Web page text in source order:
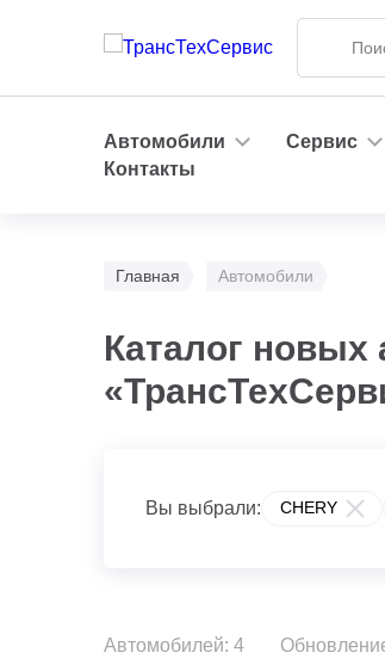
Автомобили Сервис
Контакты
Главная Автомобили
Каталог новых
Вы выбрали: CHERY
Автомобилей: 4